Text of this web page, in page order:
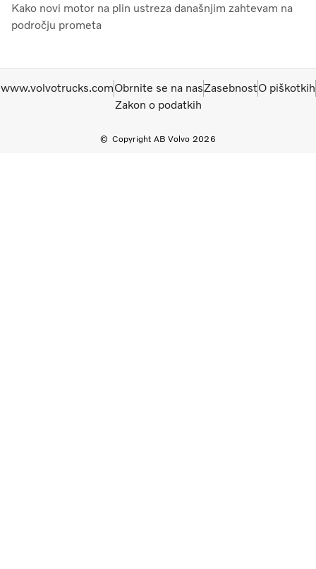
Kako novi motor na plin ustreza današnjim zahtevam na
področju prometa
Copyright AB Volvo 2026
www.volvotrucks.comObrnite se na nasZasebnostO piškotkih
Zakon o podatkih